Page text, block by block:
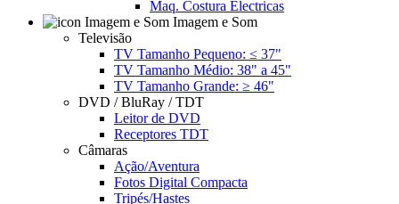
Maq. Costura Electricas
Imagem e Som
Televisão
TV Tamanho Pequeno: ≤ 37"
TV Tamanho Médio: 38" a 45"
TV Tamanho Grande: ≥ 46"
DVD / BluRay / TDT
Leitor de DVD
Receptores TDT
Câmaras
Ação/Aventura
Fotos Digital Compacta
Tripés/Hastes